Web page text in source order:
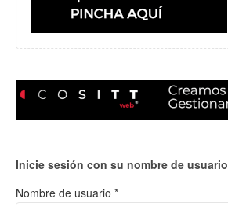
Inicie sesión con su nombre de usuario
Nombre de usuario *